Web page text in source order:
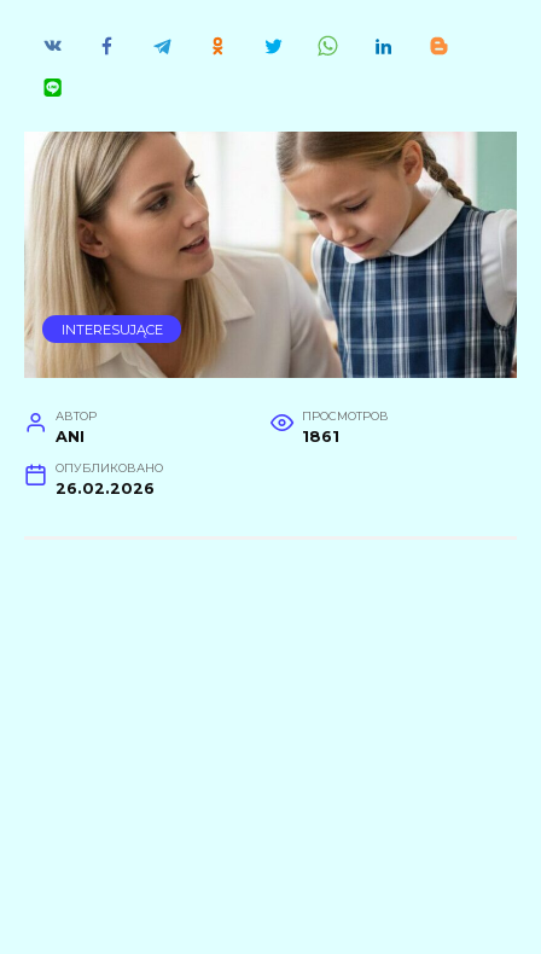
INTERESUJĄCE
АВТОР
ANI
ПРОСМОТРОВ
1861
ОПУБЛИКОВАНО
26.02.2026